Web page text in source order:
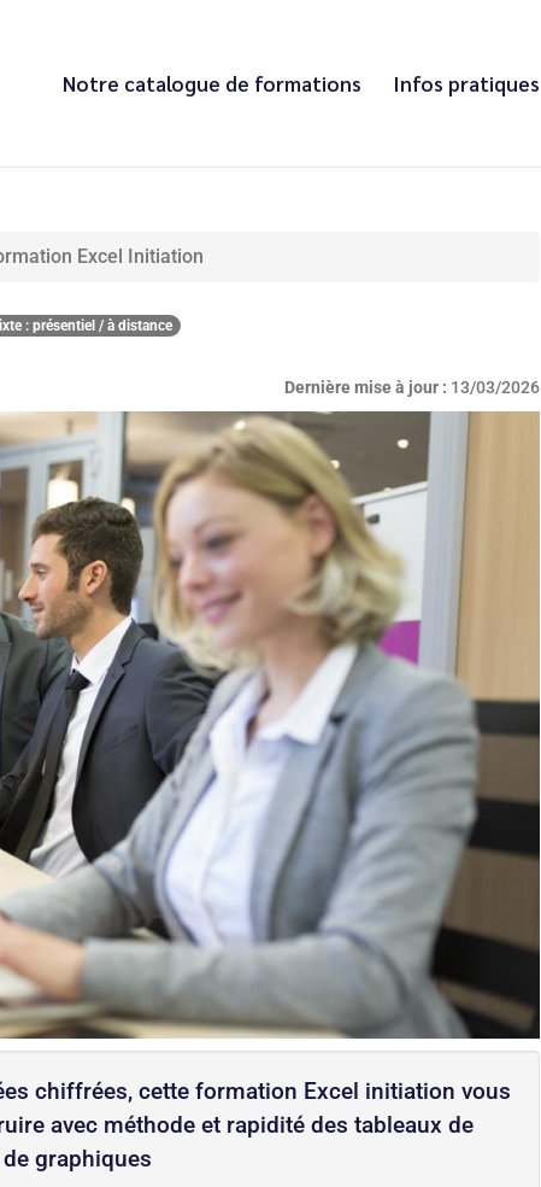
Notre catalogue de formations Infos pratiques
Excel Initiation
: présentiel / à distance
Dernière mise à jour : 13/03/2026
chiffrées, cette formation Excel initiation vous
avec méthode et rapidité des tableaux de
graphiques